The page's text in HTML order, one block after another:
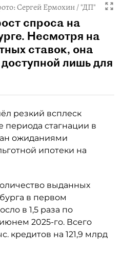
Сергей Ермохин / "ДП"
спроса на
Несмотря на
ставок, она
лишь для
резкий всплеск
периода стагнации в
ожиданиями
ипотеки на
выданных
в первом
в 1,5 раза по
2025-го. Всего
кредитов на 121,9 млрд